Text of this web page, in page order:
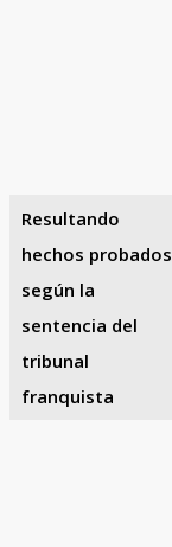
Resultando
hechos probados
según la
sentencia del
tribunal
franquista